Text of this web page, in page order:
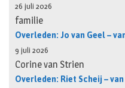
26 juli 2026
familie
Overleden: Jo van Geel –
9 juli 2026
Corine van Strien
Overleden: Riet Scheij –